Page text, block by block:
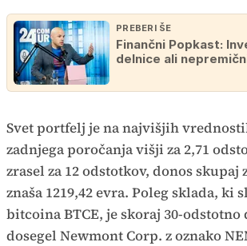
PREBERI ŠE
Finančni Popkast:
delnice ali
Svet portfelj je na najvišjih
zadnjega poročanja višji za 2,71
zrasel za 12 odstotkov, donos
znaša 1219,42 evra. Poleg sklada, ki
bitcoina BTCE, je skoraj 30-odstotno
dosegel Newmont Corp. z oznako